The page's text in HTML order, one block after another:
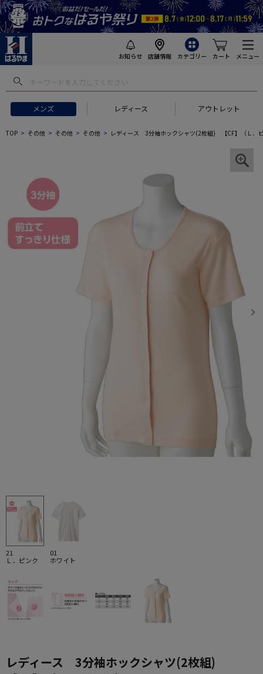
お知らせ 店舗情報 カテゴリー カート メニュー
メンズ レディース アウトレット
TOP その他 その他 その他 レディース 3分袖ホックシャツ(2枚組) 【CF】（Ｌ．
21
Ｌ．ピンク
01
ホワイト
レディース 3分袖ホックシャツ(2枚組)